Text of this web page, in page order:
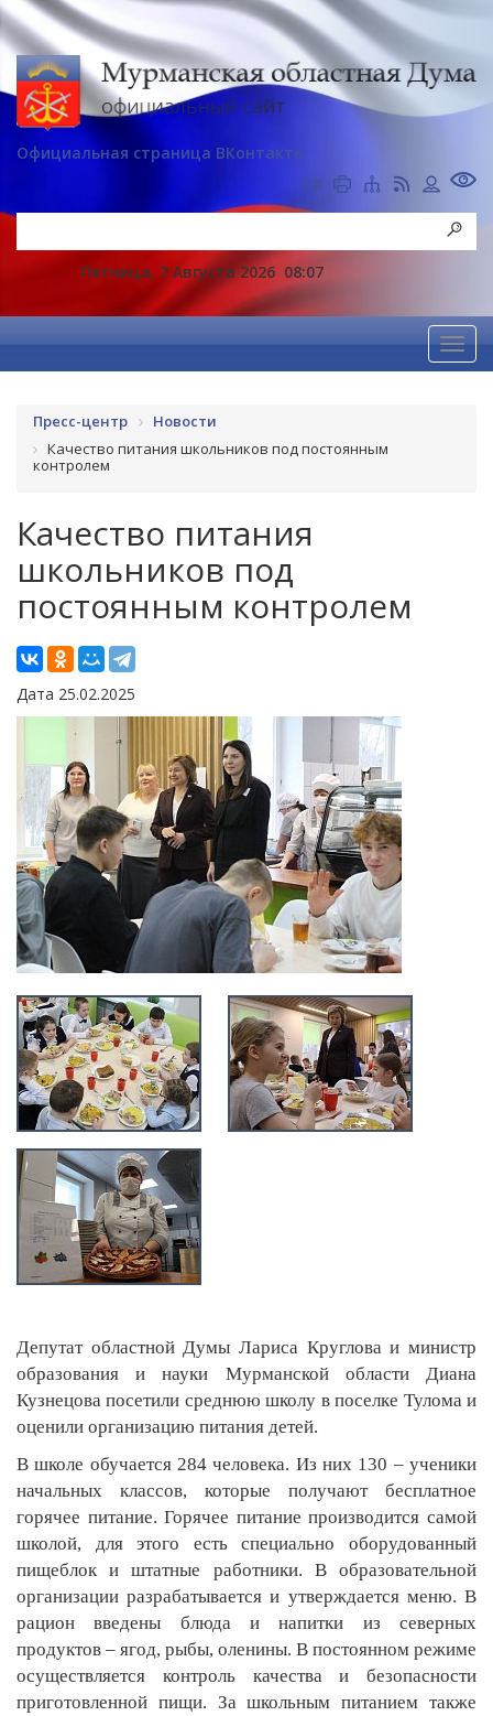
Официальная страница ВКонтакте
Пятница, 7 Августа 2026 08:07
Пресс-центр
Новости
Качество питания школьников под постоянным
контролем
Качество питания
школьников под
постоянным контролем
Дата 25.02.2025
Депутат областной Думы Лариса Круглова и министр
образования и науки Мурманской области Диана
Кузнецова посетили среднюю школу в поселке Тулома и
оценили организацию питания детей.
В школе обучается 284 человека. Из них 130 – ученики
начальных классов, которые получают бесплатное
горячее питание. Горячее питание производится самой
школой, для этого есть специально оборудованный
пищеблок и штатные работники. В образовательной
организации разрабатывается и утверждается меню. В
рацион введены блюда и напитки из северных
продуктов – ягод, рыбы, оленины. В постоянном режиме
осуществляется контроль качества и безопасности
приготовленной пищи. За школьным питанием также